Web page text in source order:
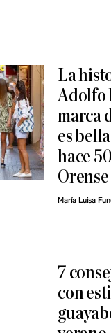
La
Adolfo
marca
es
hace
Orense
María Luisa
7
con